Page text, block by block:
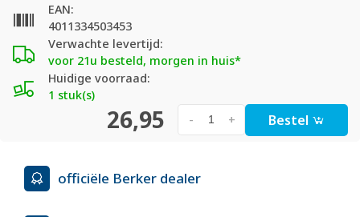
Verwachte levertijd:
voor 21u besteld, morgen in huis*
Huidige voorraad:
1 stuk(s)
EAN:
4011334503453
26,95 +
- Bestel
officiële Berker dealer